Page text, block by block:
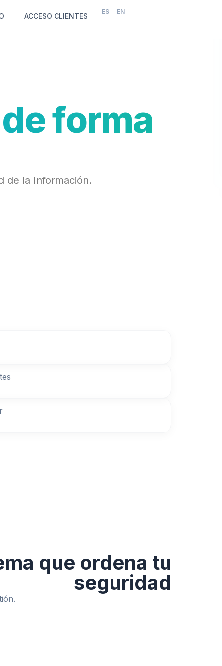
ACCESO CLIENTES
ES EN
forma
de la Información.
que ordena tu
seguridad